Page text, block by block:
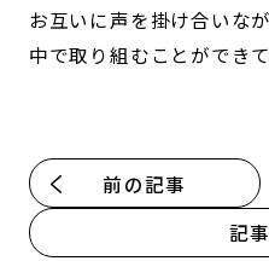
お互いに声を掛け合いな
中で取り組むことができ
前の記事
記